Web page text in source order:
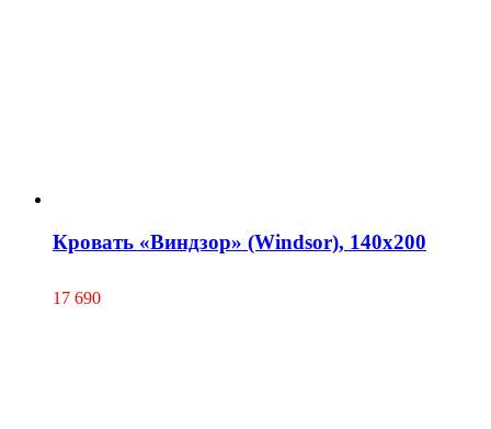
Кровать «Виндзор» (Windsor), 140х200
17 690